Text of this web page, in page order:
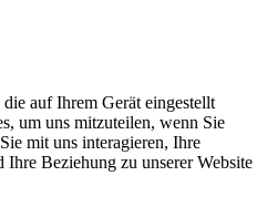
auf Ihrem Gerät eingestellt
um uns mitzuteilen, wenn Sie
mit uns interagieren, Ihre
Ihre Beziehung zu unserer Website